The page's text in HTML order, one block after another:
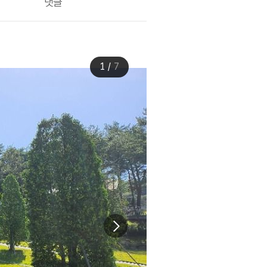
1 / 7